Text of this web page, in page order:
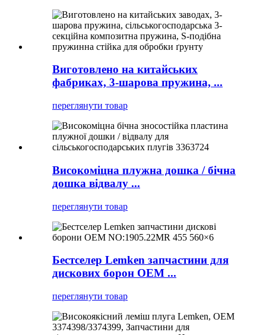
Виготовлено на китайських
фабриках, 3-шарова пружина, ...
переглянути товар
Високоміцна плужна дошка / бічна
дошка відвалу ...
переглянути товар
Бестселер Lemken запчастини для
дискових борон OEM ...
переглянути товар